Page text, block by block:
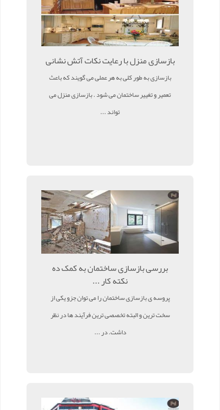
بازسازی منزل با رعایت نکات آتش نشانی
بازسازی به طور کلی به هر عملی می گویند که باعث
تعمیر و تغییر ساختمان می شود . بازسازی منزل می
تواند ...
بررسی بازسازی ساختمان به کمک ده
نکته کار ...
پروسه ی بازسازی ساختمان را می توان جزو یکی از
سخت ترین و البته تخصصی ترین فرآیند ها در نظر
داشت. در ...